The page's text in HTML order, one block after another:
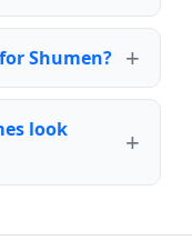
Shumen?
look